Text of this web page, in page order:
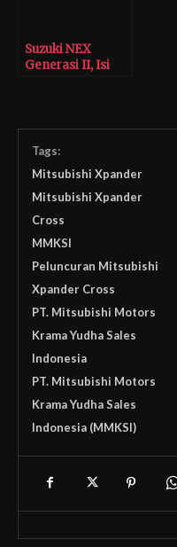
Suzuki NEX
Generasi II, Isi
Tags:
Mitsubishi Xpander
Mitsubishi Xpander
Cross
MMKSI
Peluncuran Mitsubishi
Xpander Cross
PT. Mitsubishi Motors
Krama Yudha Sales
Indonesia
PT. Mitsubishi Motors
Krama Yudha Sales
Indonesia (MMKSI)